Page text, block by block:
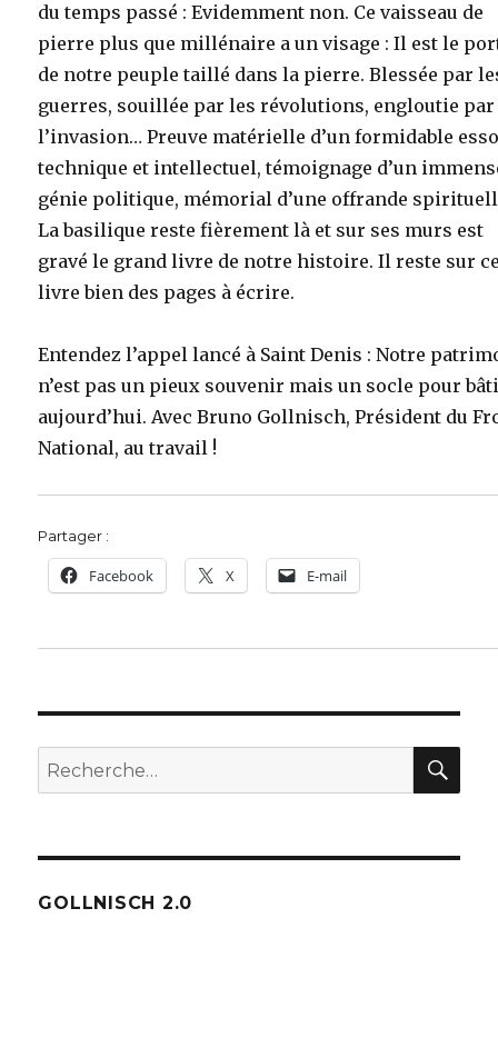
du temps passé : Evidemment non. Ce vaisseau de
pierre plus que millénaire a un visage : Il est le
de notre peuple taillé dans la pierre. Blessée par
guerres, souillée par les révolutions, engloutie par
l’invasion… Preuve matérielle d’un formidable
technique et intellectuel, témoignage d’un
génie politique, mémorial d’une offrande
La basilique reste fièrement là et sur ses murs est
gravé le grand livre de notre histoire. Il reste sur
livre bien des pages à écrire.
Entendez l’appel lancé à Saint Denis : Notre
n’est pas un pieux souvenir mais un socle pour
aujourd’hui. Avec Bruno Gollnisch, Président du
National, au travail !
Partager :
Facebook X E-mail
Recherche
pour :
GOLLNISCH 2.0